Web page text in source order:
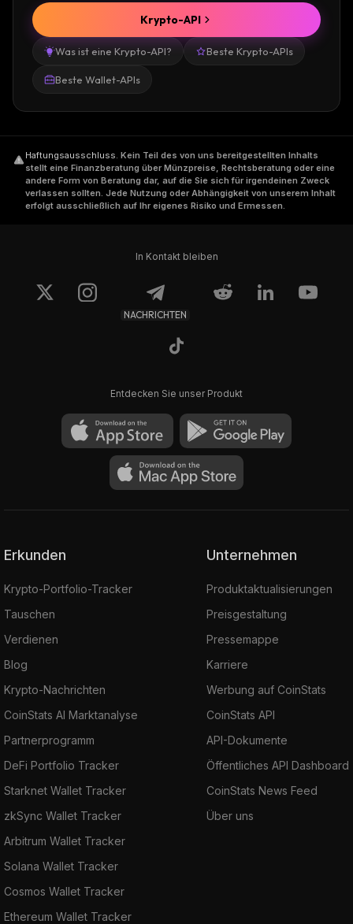
Was ist eine Krypto-API? Beste Krypto-APIs
Beste Wallet-APIs
Krypto-API
Haftungsausschluss. Kein Teil des von uns bereitgestellten Inhalts
stellt eine Finanzberatung über Münzpreise, Rechtsberatung oder eine
andere Form von Beratung dar, auf die Sie sich für irgendeinen Zweck
verlassen sollten. Jede Nutzung oder Abhängigkeit von unserem Inhalt
erfolgt ausschließlich auf Ihr eigenes Risiko und Ermessen.
In Kontakt bleiben
NACHRICHTEN
Entdecken Sie unser Produkt
Erkunden
Krypto-Portfolio-Tracker
Tauschen
Verdienen
Blog
Krypto-Nachrichten
CoinStats AI Marktanalyse
Partnerprogramm
DeFi Portfolio Tracker
Starknet Wallet Tracker
zkSync Wallet Tracker
Arbitrum Wallet Tracker
Solana Wallet Tracker
Cosmos Wallet Tracker
Ethereum Wallet Tracker
Unternehmen
Produktaktualisierungen
Preisgestaltung
Pressemappe
Karriere
Werbung auf CoinStats
CoinStats API
API-Dokumente
Öffentliches API Dashboard
CoinStats News Feed
Über uns